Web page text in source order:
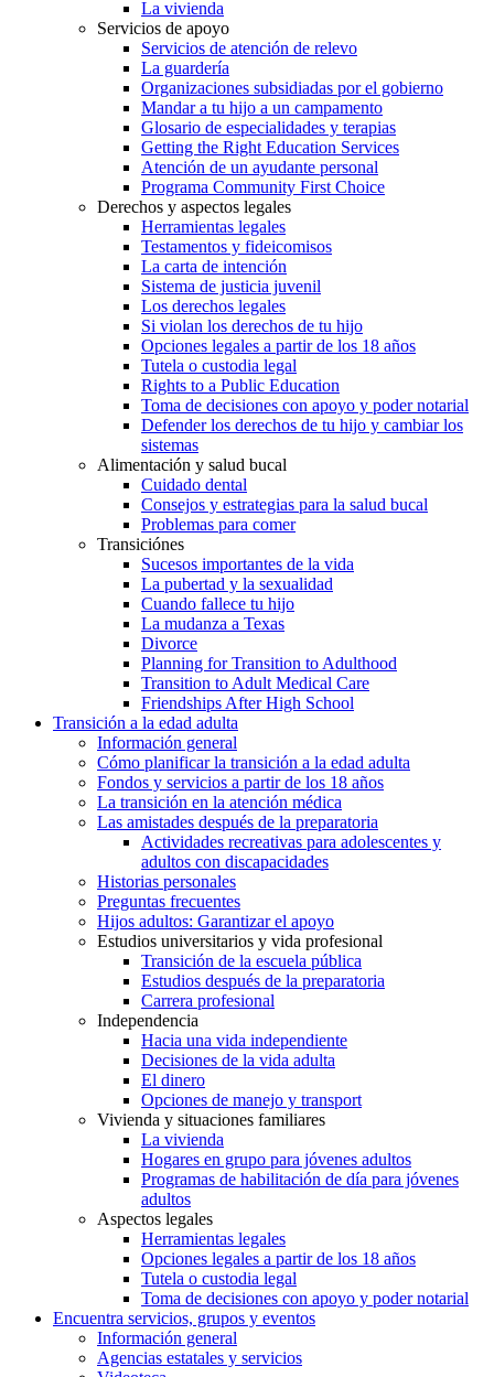
La vivienda
Servicios de apoyo
Servicios de atención de relevo
La guardería
Organizaciones subsidiadas por el gobierno
Mandar a tu hijo a un campamento
Glosario de especialidades y terapias
Getting the Right Education Services
Atención de un ayudante personal
Programa Community First Choice
Derechos y aspectos legales
Herramientas legales
Testamentos y fideicomisos
La carta de intención
Sistema de justicia juvenil
Los derechos legales
Si violan los derechos de tu hijo
Opciones legales a partir de los 18 años
Tutela o custodia legal
Rights to a Public Education
Toma de decisiones con apoyo y poder notarial
Defender los derechos de tu hijo y cambiar los
sistemas
Alimentación y salud bucal
Cuidado dental
Consejos y estrategias para la salud bucal
Problemas para comer
Transiciónes
Sucesos importantes de la vida
La pubertad y la sexualidad
Cuando fallece tu hijo
La mudanza a Texas
Divorce
Planning for Transition to Adulthood
Transition to Adult Medical Care
Friendships After High School
Transición a la edad adulta
Información general
Cómo planificar la transición a la edad adulta
Fondos y servicios a partir de los 18 años
La transición en la atención médica
Las amistades después de la preparatoria
Actividades recreativas para adolescentes y
adultos con discapacidades
Historias personales
Preguntas frecuentes
Hijos adultos: Garantizar el apoyo
Estudios universitarios y vida profesional
Transición de la escuela pública
Estudios después de la preparatoria
Carrera profesional
Independencia
Hacia una vida independiente
Decisiones de la vida adulta
El dinero
Opciones de manejo y transport
Vivienda y situaciones familiares
La vivienda
Hogares en grupo para jóvenes adultos
Programas de habilitación de día para jóvenes
adultos
Aspectos legales
Herramientas legales
Opciones legales a partir de los 18 años
Tutela o custodia legal
Toma de decisiones con apoyo y poder notarial
Encuentra servicios, grupos y eventos
Información general
Agencias estatales y servicios